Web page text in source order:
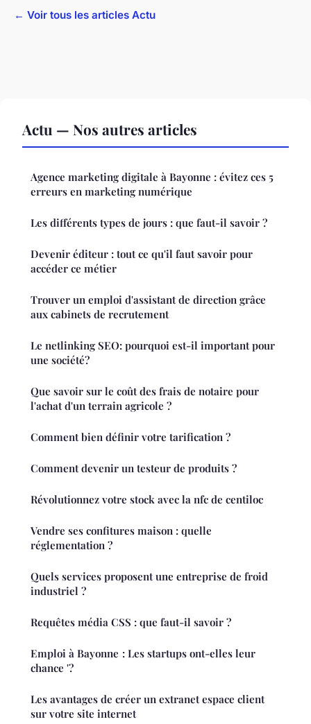
← Voir tous les articles Actu
Actu — Nos autres articles
Agence marketing digitale à Bayonne : évitez ces 5
erreurs en marketing numérique
Les différents types de jours : que faut-il savoir ?
Devenir éditeur : tout ce qu'il faut savoir pour
accéder ce métier
Trouver un emploi d'assistant de direction grâce
aux cabinets de recrutement
Le netlinking SEO: pourquoi est-il important pour
une société?
Que savoir sur le coût des frais de notaire pour
l'achat d'un terrain agricole ?
Comment bien définir votre tarification ?
Comment devenir un testeur de produits ?
Révolutionnez votre stock avec la nfc de centiloc
Vendre ses confitures maison : quelle
réglementation ?
Quels services proposent une entreprise de froid
industriel ?
Requêtes média CSS : que faut-il savoir ?
Emploi à Bayonne : Les startups ont-elles leur
chance '?
Les avantages de créer un extranet espace client
sur votre site internet